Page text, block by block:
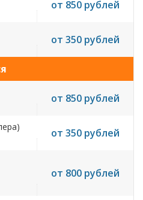
от 850 рублей
от 350 рублей
от 850 рублей
от 350 рублей
от 800 рублей